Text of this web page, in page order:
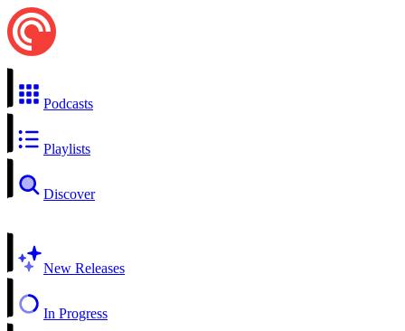
Podcasts
Playlists
Discover
New Releases
In Progress